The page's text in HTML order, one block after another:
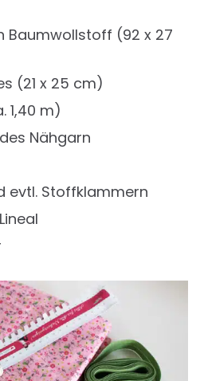
Baumwollstoff (92 x 27
(21 x 25 cm)
1,40 m)
Nähgarn
evtl. Stoffklammern